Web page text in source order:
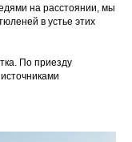
на расстоянии, мы
в устье этих
По приезду